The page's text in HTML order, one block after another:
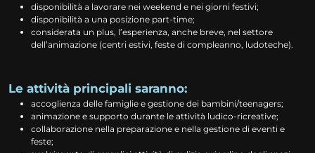
disponibilità a lavorare nei weekend e nei giorni festivi;
disponibilità a una posizione part-time;
considerata un plus, l’esperienza, anche breve, nel settore
dell’animazione (centri estivi, feste di compleanno, ludoteche).
Le attività principali saranno:
accoglienza delle famiglie e gestione dei bambini/teenagers;
animazione e supporto durante le attività ludico-ricreative;
collaborazione nella preparazione e nella gestione di eventi e
feste;